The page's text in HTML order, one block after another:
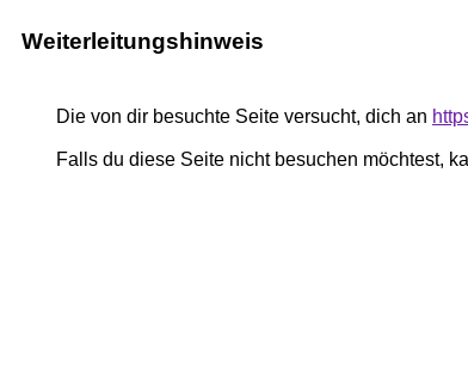
Weiterleitungshinweis
Die von dir besuchte Seite versucht, dich an
Falls du diese Seite nicht besuchen möchtest,